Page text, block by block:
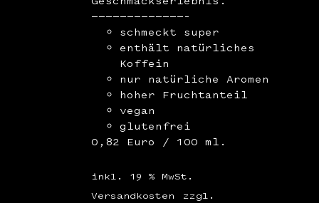
—————————————–
schmeckt super
enthält natürliches
Koffein
nur natürliche Aromen
hoher Fruchtanteil
vegan
glutenfrei
0,82 Euro / 100 ml.
inkl. 19 % MwSt.
zzgl.
Versandkosten